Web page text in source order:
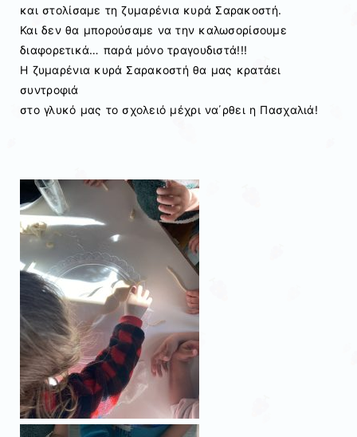
και στολίσαμε τη ζυμαρένια κυρά Σαρακοστή.
Και δεν θα μπορούσαμε να την καλωσορίσουμε
διαφορετικά… παρά μόνο τραγουδιστά!!!
Η ζυμαρένια κυρά Σαρακοστή θα μας κρατάει
συντροφιά
στο γλυκό μας το σχολειό μέχρι να΄ρθει η Πασχαλιά!